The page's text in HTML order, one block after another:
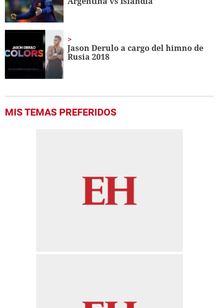
Jason Derulo a cargo del himno de
Rusia 2018
MIS TEMAS PREFERIDOS